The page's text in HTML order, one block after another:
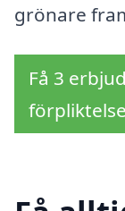
grönare
Få 3